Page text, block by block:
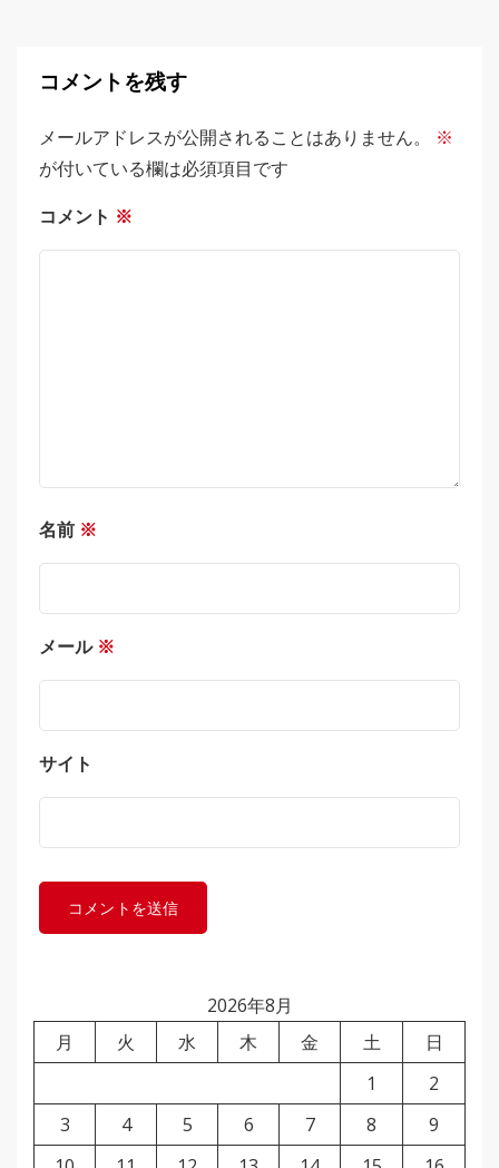
コメントを残す
メールアドレスが公開されることはありません。
※
が付いている欄は必須項目です
コメント ※
名前 ※
メール ※
サイト
2026年8月
月
火 水 木 金 土
日
1
2
3
4 5 6 7 8
9